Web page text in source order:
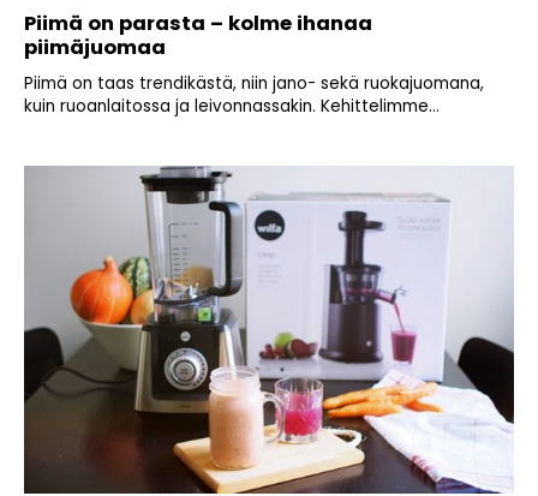
Piimä on parasta – kolme ihanaa
piimäjuomaa
Piimä on taas trendikästä, niin jano- sekä ruokajuomana,
kuin ruoanlaitossa ja leivonnassakin. Kehittelimme...